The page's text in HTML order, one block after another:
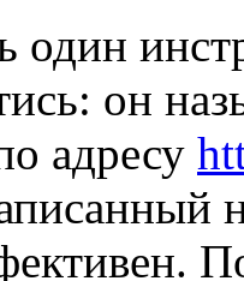
один
он
адресу